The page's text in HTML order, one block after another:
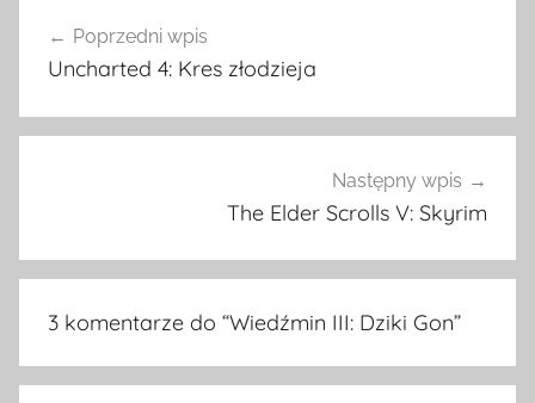
wpisu
Poprzedni wpis
Uncharted 4: Kres złodzieja
Następny wpis
The Elder Scrolls V: Skyrim
3 komentarze do “Wiedźmin III: Dziki Gon”